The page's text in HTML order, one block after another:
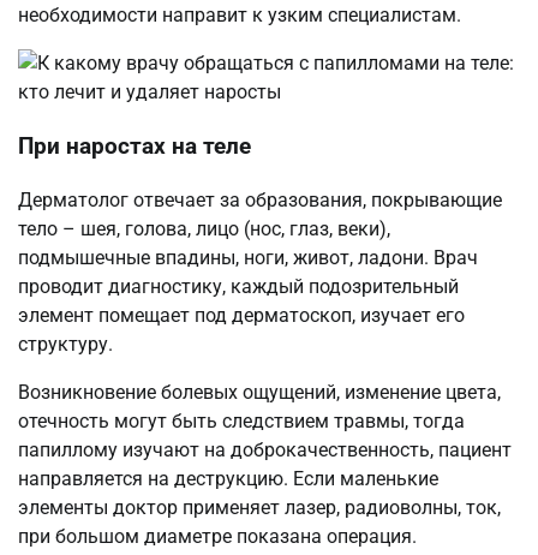
необходимости направит к узким специалистам.
При наростах на теле
Дерматолог отвечает за образования, покрывающие
тело – шея, голова, лицо (нос, глаз, веки),
подмышечные впадины, ноги, живот, ладони. Врач
проводит диагностику, каждый подозрительный
элемент помещает под дерматоскоп, изучает его
структуру.
Возникновение болевых ощущений, изменение цвета,
отечность могут быть следствием травмы, тогда
папиллому изучают на доброкачественность, пациент
направляется на деструкцию. Если маленькие
элементы доктор применяет лазер, радиоволны, ток,
при большом диаметре показана операция.